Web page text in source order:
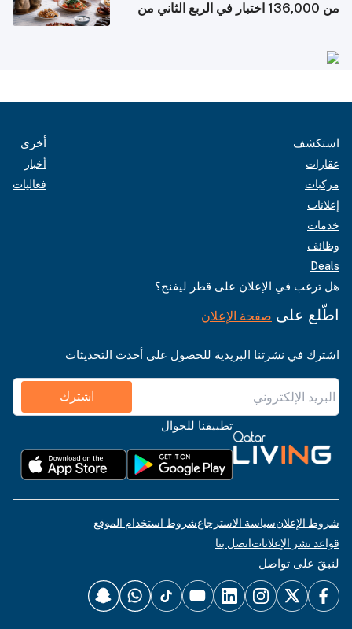
من 136,000 اختبار في الربع الثاني من
استكشف
عقارات
مركبات
إعلانات
خدمات
وظائف
Deals
أخرى
أخبار
فعاليات
هل ترغب في الإعلان على قطر ليفنج؟
اطّلع على صفحة الإعلان
اشترك في نشرتنا البريدية للحصول على أحدث التحديثات
اشترك
تطبيقنا للجوال
شروط الإعلانسياسة الاسترجاعشروط استخدام الموقع
قواعد نشر الإعلاناتاتصل بنا
لنبقَ على تواصل